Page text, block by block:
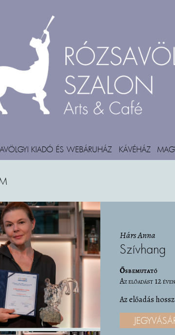
KIADÓ ÉS WEBÁRUHÁZ KÁVÉHÁZ
Hárs Anna
Szívhang
Ősbemutató
Az előadást 12
Az előadás